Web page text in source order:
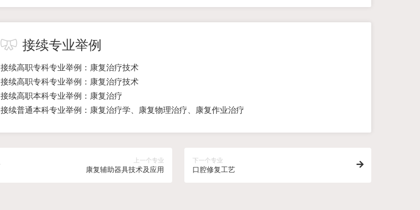
接续专业举例
接续高职专科专业举例：康复治疗技术
接续高职专科专业举例：康复治疗技术
接续高职本科专业举例：康复治疗
接续普通本科专业举例：康复治疗学、康复物理治疗、康复作业治疗
上一个专业
康复辅助器具技术及应用
下一个专业
口腔修复工艺